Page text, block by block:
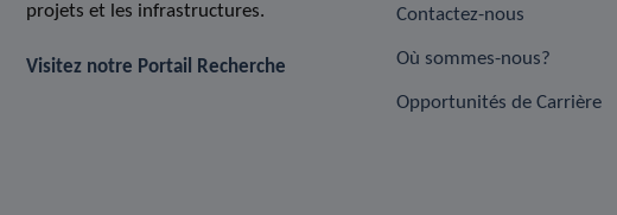
projets et les infrastructures.
Visitez notre Portail Recherche
Contactez-nous
Où sommes-nous?
Opportunités de Carrière